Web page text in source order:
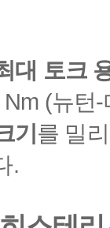
대 토크
(뉴턴
기 를 밀
.